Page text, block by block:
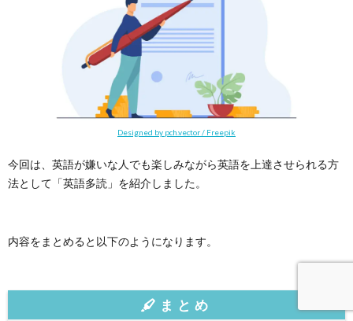
Designed by pch.vector / Freepik
今回は、英語が嫌いな人でも楽しみながら英語を上達させられる方
法として「英語多読」を紹介しました。
内容をまとめると以下のようになります。
まとめ